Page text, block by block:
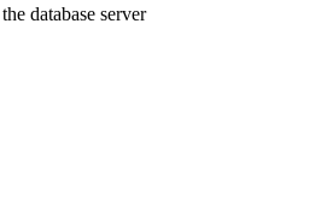
database server